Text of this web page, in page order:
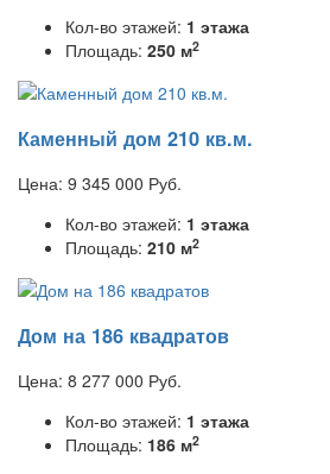
Кол-во этажей: 1 этажа
Площадь: 250 м2
Каменный дом 210 кв.м.
Цена: 9 345 000 Руб.
Кол-во этажей: 1 этажа
Площадь: 210 м2
Дом на 186 квадратов
Цена: 8 277 000 Руб.
Кол-во этажей: 1 этажа
Площадь: 186 м2